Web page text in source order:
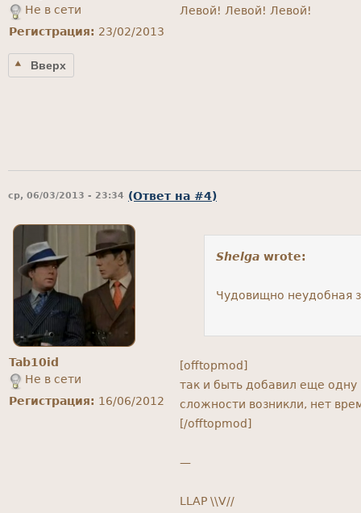
Не в сети
Регистрация: 23/02/2013
Левой! Левой! Левой!
Вверх
ср, 06/03/2013 - 23:34 (Ответ на #4)
Tab10id
Не в сети
Регистрация: 16/06/2012
Shelga wrote:
Чудовищно неудобная
[offtopmod]
так и быть добавил еще
сложности возникли, нет
[/offtopmod]
—
LLAP \\V//